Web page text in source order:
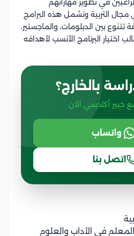
في تطوير مهاراتهم
مجال التربية وتشمل هذه البرامج
بين الدبلومات، والماجستير،
اختيار البرنامج الأنسب لأهدافه
بالخارج؟
خبير أكاديمي الآن
واتساب
اتصل بنا
المعلم في الآداب والعلوم